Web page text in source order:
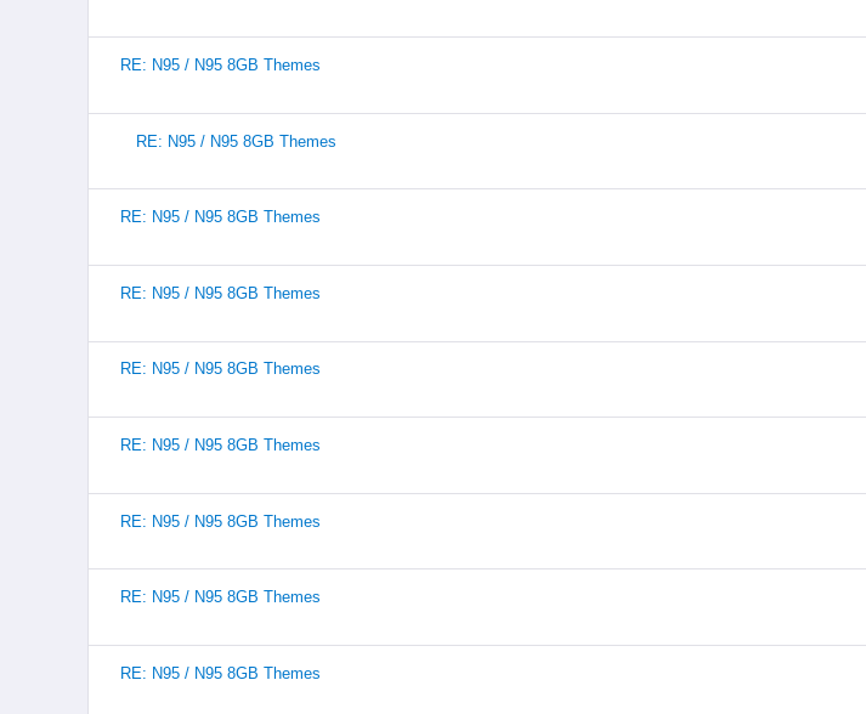
RE: N95 / N95 8GB Themes
RE: N95 / N95 8GB Themes
RE: N95 / N95 8GB Themes
RE: N95 / N95 8GB Themes
RE: N95 / N95 8GB Themes
RE: N95 / N95 8GB Themes
RE: N95 / N95 8GB Themes
RE: N95 / N95 8GB Themes
RE: N95 / N95 8GB Themes